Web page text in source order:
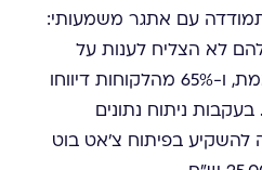
עם אתגר משמעותי:
לא הצליח לענות על
כ-40% מהפניות בזמן אמת, ו-65% מהלקוחות דיווחו
ניתוח נתונים
בפיתוח צ'אט בוט